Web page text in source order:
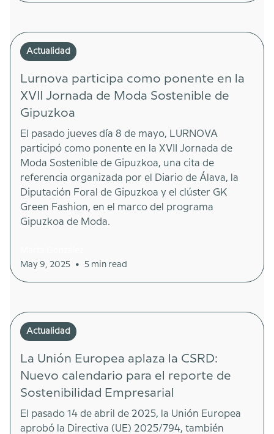
Actualidad
Lurnova participa como ponente en la
XVII Jornada de Moda Sostenible de
Gipuzkoa
El pasado jueves día 8 de mayo, LURNOVA
participó como ponente en la XVII Jornada de
Moda Sostenible de Gipuzkoa, una cita de
referencia organizada por el Diario de Álava, la
Diputación Foral de Gipuzkoa y el clúster GK
Green Fashion, en el marco del programa
Gipuzkoa de Moda.
May 9, 2025
• 5 min read
Actualidad
La Unión Europea aplaza la CSRD:
Nuevo calendario para el reporte de
Sostenibilidad Empresarial
El pasado 14 de abril de 2025, la Unión Europea
aprobó la Directiva (UE) 2025/794, también